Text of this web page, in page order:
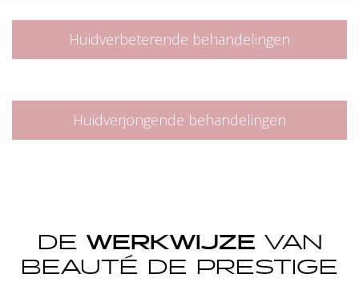
Huidverbeterende behandelingen
Huidverjongende behandelingen
DE WERKWIJZE VAN
BEAUTÉ DE PRESTIGE